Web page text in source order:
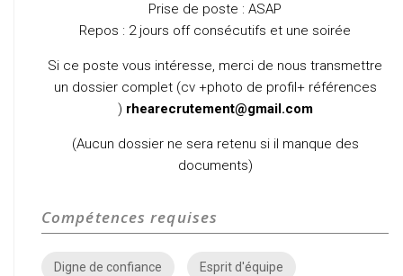
Prise de poste : ASAP
Repos : 2 jours off consécutifs et une soirée
Si ce poste vous intéresse, merci de nous transmettre
un dossier complet (cv +photo de profil+ références
) rhearecrutement@gmail.com
(Aucun dossier ne sera retenu si il manque des
documents)
Compétences requises
Digne de confiance Esprit d'équipe